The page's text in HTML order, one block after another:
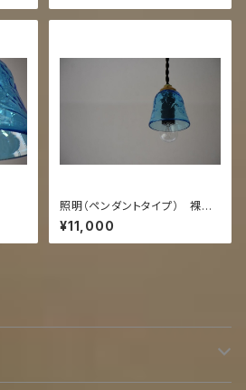
照明（ペンダントタイプ） 裸電
球シリーズ
¥11,000